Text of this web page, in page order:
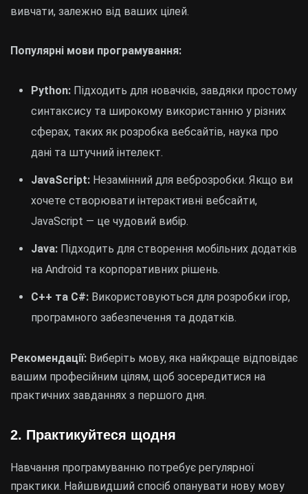
вивчати, залежно від ваших цілей.
Популярні мови програмування:
Python: Підходить для новачків, завдяки простому
синтаксису та широкому використанню у різних
сферах, таких як розробка вебсайтів, наука про
дані та штучний інтелект.
JavaScript: Незамінний для веброзробки. Якщо ви
хочете створювати інтерактивні вебсайти,
JavaScript — це чудовий вибір.
Java: Підходить для створення мобільних додатків
на Android та корпоративних рішень.
C++ та C#: Використовуються для розробки ігор,
програмного забезпечення та додатків.
Рекомендації: Виберіть мову, яка найкраще відповідає
вашим професійним цілям, щоб зосередитися на
практичних завданнях з першого дня.
2. Практикуйтеся щодня
Навчання програмуванню потребує регулярної
практики. Найшвидший спосіб опанувати нову мову